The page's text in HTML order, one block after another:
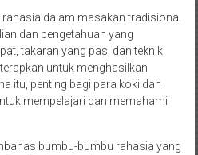
dalam masakan tradisional
dan pengetahuan yang
takaran yang pas, dan teknik
untuk menghasilkan
itu, penting bagi para koki dan
mempelajari dan memahami
bumbu-bumbu rahasia yang